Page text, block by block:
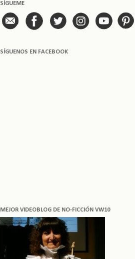
SÍGUEME
SÍGUENOS EN FACEBOOK
MEJOR VIDEOBLOG DE NO-FICCIÓN VW10